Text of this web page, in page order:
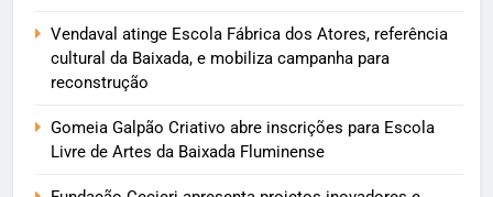
Vendaval atinge Escola Fábrica dos Atores, referência
cultural da Baixada, e mobiliza campanha para
reconstrução
Gomeia Galpão Criativo abre inscrições para Escola
Livre de Artes da Baixada Fluminense